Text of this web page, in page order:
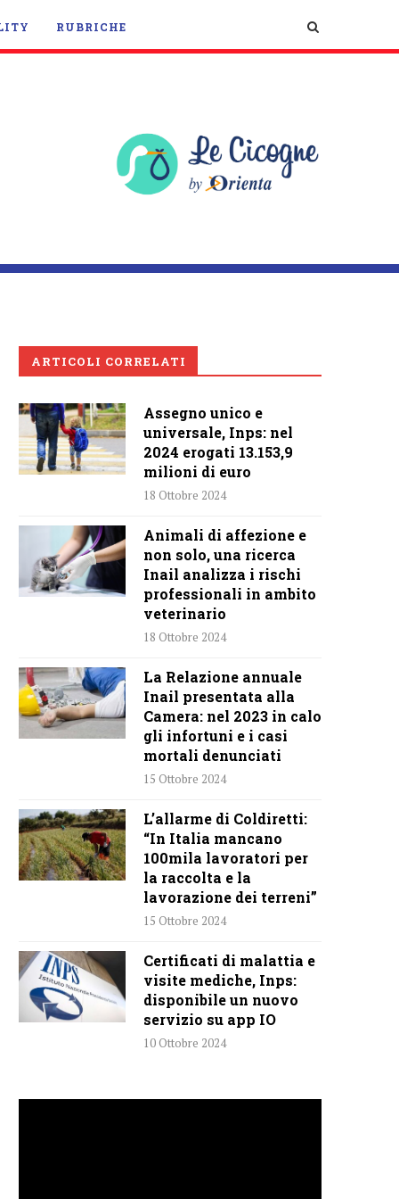
RUBRICHE
ARTICOLI CORRELATI
Assegno unico e
universale, Inps: nel
2024 erogati 13.153,9
milioni di euro
18 Ottobre 2024
Animali di affezione e
non solo, una ricerca
Inail analizza i rischi
professionali in ambito
veterinario
18 Ottobre 2024
La Relazione annuale
Inail presentata alla
Camera: nel 2023 in calo
gli infortuni e i casi
mortali denunciati
15 Ottobre 2024
L’allarme di Coldiretti:
“In Italia mancano
100mila lavoratori per
la raccolta e la
lavorazione dei terreni”
15 Ottobre 2024
Certificati di malattia e
visite mediche, Inps:
disponibile un nuovo
servizio su app IO
10 Ottobre 2024